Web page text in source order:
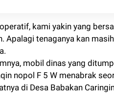
kami yakin yang
Apalagi tenaganya kan
mobil dinas yang
nopol F 5 W menabrak
di Desa Babakan